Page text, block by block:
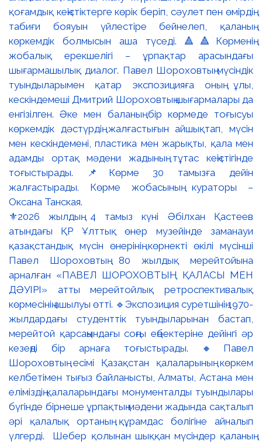
⚜️2026 жылдың 4 тамыз күні Әбілхан Қастеев
атындағы ҚР Ұлттық өнер музейінде заманауи
қазақстандық мүсін өнерінің көрнекті өкілі мүсінші
Павел Шороховтың 80 жылдық мерейтойына
арналған «ПАВЕЛ ШОРОХОВТЫҢ ҚАЛАСЫ МЕН
ДӘУІРІ» атты мерейтойлық ретроспективалық
көрмесінің ашылуы өтті. 🔹Экспозиция суретшінің 1970-
жылдардағы студенттік туындыларынан бастап,
мерейтой қарсаңындағы соңғы еңбектеріне дейінгі әр
кезеңді бір арнаға тоғыстырады. 🔸Павел
Шороховтың есімі Қазақстан қалаларының көркем
келбетімен тығыз байланысты, Алматы, Астана мен
еліміздің қалаларындағы монументалды туындылары
бүгінде бірнеше ұрпақтың мәдени жадында сақталып
әрі қалалық ортаның құрамдас бөлігіне айналып
үлгерді. Шебер қолынан шыққан мүсіндер қаланың